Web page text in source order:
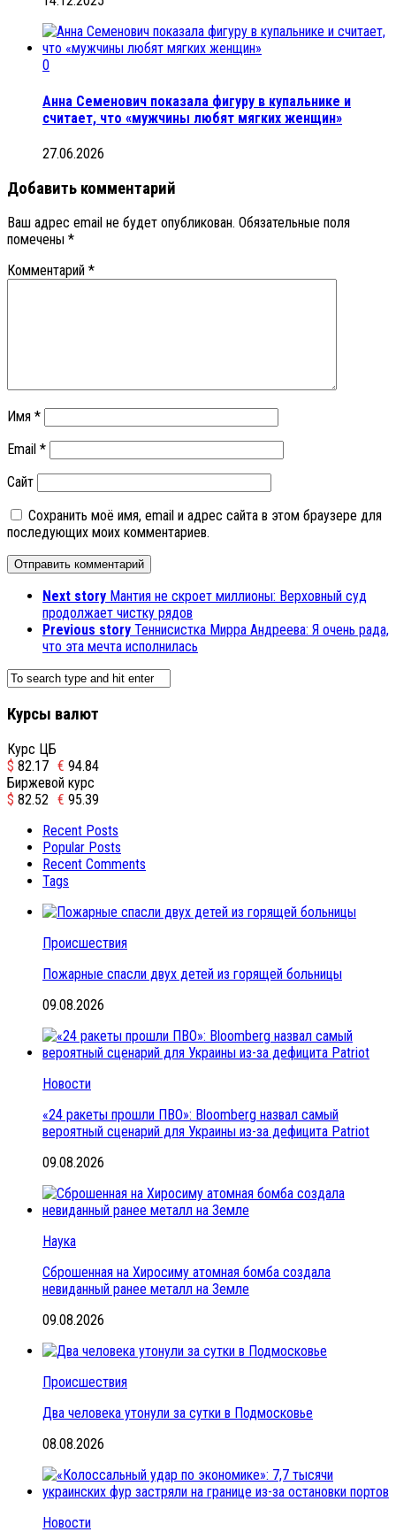
0
Анна Семенович показала фигуру в купальнике и
считает, что «мужчины любят мягких женщин»
27.06.2026
Добавить комментарий
Ваш адрес email не будет опубликован. Обязательные поля
помечены *
Комментарий *
Имя *
Email *
Сайт
Сохранить моё имя, email и адрес сайта в этом браузере для
последующих моих комментариев.
Next story Мантия не скроет миллионы: Верховный суд
продолжает чистку рядов
Previous story Теннисистка Мирра Андреева: Я очень рада,
что эта мечта исполнилась
Курсы валют
Курс ЦБ
$ 82.17 € 94.84
Биржевой курс
$ 82.52 € 95.39
Recent Posts
Popular Posts
Recent Comments
Tags
Происшествия
Пожарные спасли двух детей из горящей больницы
09.08.2026
Новости
«24 ракеты прошли ПВО»: Bloomberg назвал самый
вероятный сценарий для Украины из-за дефицита Patriot
09.08.2026
Наука
Сброшенная на Хиросиму атомная бомба создала
невиданный ранее металл на Земле
09.08.2026
Происшествия
Два человека утонули за сутки в Подмосковье
08.08.2026
Новости